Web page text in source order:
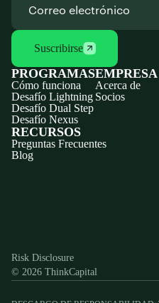
Suscribirse
PROGRAMAS
Cómo funciona
Desafío Lightning
Desafío Dual Step
Desafío Nexus
EMPRESA
Acerca de
Socios
RECURSOS
Preguntas Frecuentes
Blog
Risk Disclosure
© 2026 ThinkCapital